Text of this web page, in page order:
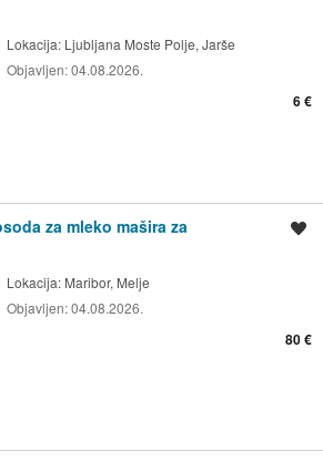
Lokacija: Ljubljana Moste Polje, Jarše
Objavljen:04.08.2026.
6 €
za mleko mašira za
Lokacija: Maribor, Melje
Objavljen:04.08.2026.
80 €